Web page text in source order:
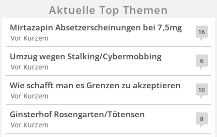
Aktuelle Top Themen
16
Mirtazapin Absetzerscheinungen bei 7,5mg
Vor Kurzem
6
Umzug wegen Stalking/Cybermobbing
Vor Kurzem
10
Wie schafft man es Grenzen zu akzeptieren
Vor Kurzem
8
Ginsterhof Rosengarten/Tötensen
Vor Kurzem